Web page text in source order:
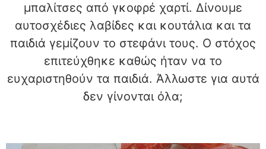
μπαλίτσες από γκοφρέ χαρτί. Δίνουμε
αυτοσχέδιες λαβίδες και κουτάλια και τα
παιδιά γεμίζουν το στεφάνι τους. Ο στόχος
επιτεύχθηκε καθώς ήταν να το
ευχαριστηθούν τα παιδιά. Άλλωστε για αυτά
δεν γίνονται όλα;